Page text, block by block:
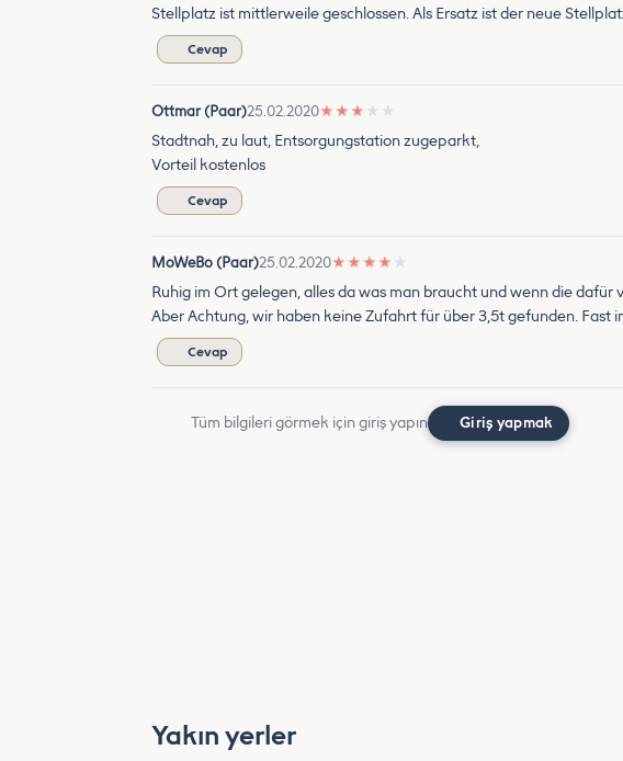
Stellplatz ist mittlerweile geschlossen. Als Ersatz ist der neue
Cevap
Ottmar (Paar)25.02.2020★ ★ ★ ★ ★
Stadtnah, zu laut, Entsorgungstation zugeparkt,
Vorteil kostenlos
Cevap
MoWeBo (Paar)25.02.2020★ ★ ★ ★ ★
Ruhig im Ort gelegen, alles da was man braucht und wenn die
Aber Achtung, wir haben keine Zufahrt für über 3,5t gefunden.
Cevap
Tüm bilgileri görmek için giriş yapın Giriş yapmak
Yakın yerler